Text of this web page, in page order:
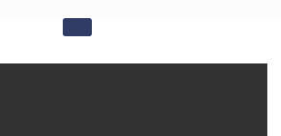
- Sovietinės